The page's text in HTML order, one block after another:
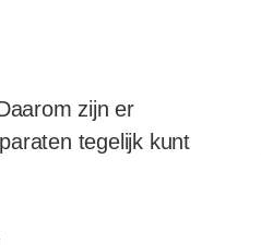
zijn er
tegelijk kunt